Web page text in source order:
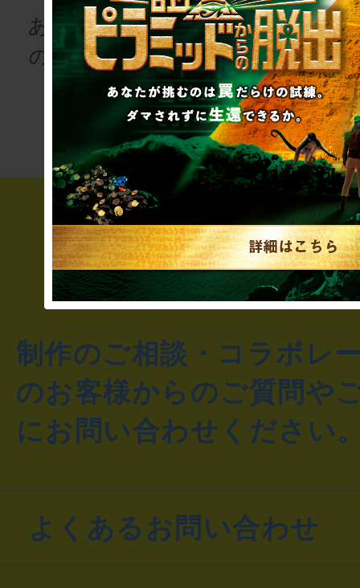
あなたも、物語
の登場人物にな
りませんか
次の授業は“謎
き”!?
制作のご相談・コラボレ
のお客様からのご質問や
にお問い合わせください
よくあるお問い合わせ